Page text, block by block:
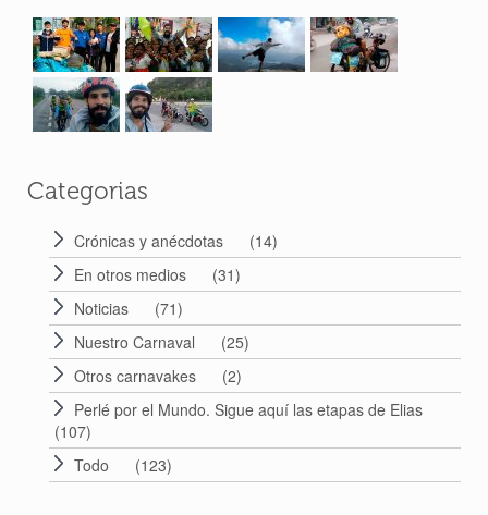
Perlé llegado a Dhaka vuela a Bangkok por
su cumpleaños – Etapas de 392 a 398.
24 May 2018
Categorias
Crónicas y anécdotas
(14)
En otros medios
(31)
Noticias
(71)
Nuestro Carnaval
(25)
Otros carnavakes
(2)
Perlé por el Mundo. Sigue aquí las etapas de Elias
(107)
Todo
(123)